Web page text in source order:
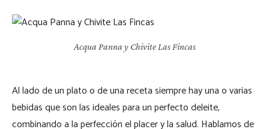
Acqua Panna y Chivite Las Fincas
Al lado de un plato o de una receta siempre hay una o varias
bebidas que son las ideales para un perfecto deleite,
combinando a la perfección el placer y la salud. Hablamos de